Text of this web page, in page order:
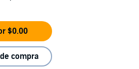
$0.00
compra